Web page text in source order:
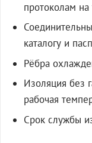
протоколам на
каталогу и
Рёбра
Изоляция без
рабочая
Срок службы